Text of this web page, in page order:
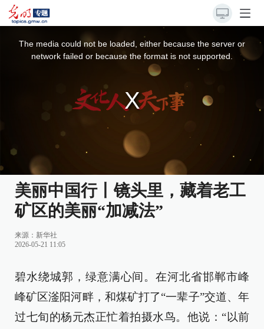
The media could not be loaded, either because the server or
network failed or because the format is not supported.
美丽中国行丨镜头里，藏着老工
矿区的美丽“加减法”
来源： 新华社
2026-05-21 11:05
碧水绕城郭，绿意满心间。在河北省邯郸市峰
峰矿区滏阳河畔，和煤矿打了“一辈子”交道、年
过七旬的杨元杰正忙着拍摄水鸟。他说：“以前